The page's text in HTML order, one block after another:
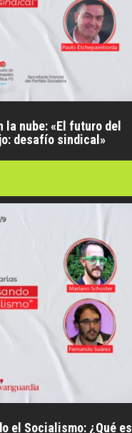
la nube: «El futuro del
desafío sindical»
el Socialismo: ¿Qué es